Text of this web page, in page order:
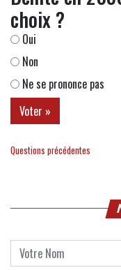
choix ?
Oui
Non
Ne se prononce pas
Questions précédentes